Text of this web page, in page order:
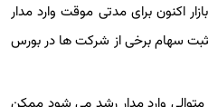
اکنون برای مدتی موقت وارد مدار
سهام برخی از شرکت ها در بورس